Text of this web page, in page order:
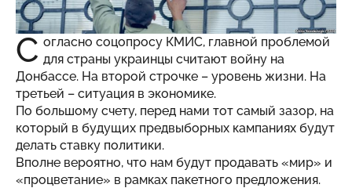
С огласно соцопросу КМИС, главной проблемой
для страны украинцы считают войну на
Донбассе. На второй строчке – уровень жизни. На
третьей – ситуация в экономике.
По большому счету, перед нами тот самый зазор, на
который в будущих предвыборных кампаниях будут
делать ставку политики.
Вполне вероятно, что нам будут продавать «мир» и
«процветание» в рамках пакетного предложения.